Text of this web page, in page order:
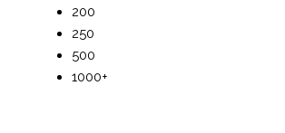
200
250
500
1000+